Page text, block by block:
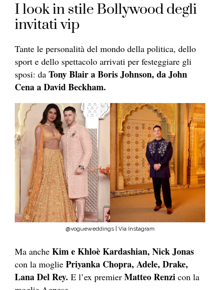
I look in stile Bollywood degli
invitati vip
Tante le personalità del mondo della politica, dello
sport e dello spettacolo arrivati per festeggiare gli
sposi: da Tony Blair a Boris Johnson, da John
Cena a David Beckham.
@vogueweddings | Via Instagram
Ma anche Kim e Khloè Kardashian, Nick Jonas
con la moglie Priyanka Chopra, Adele, Drake,
Lana Del Rey. E l’ex premier Matteo Renzi con la